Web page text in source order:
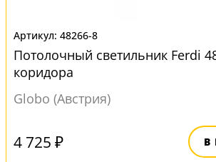
48266-8
Потолочный светильник Ferdi
коридора
Globo (Австрия)
4 725 ₽ В